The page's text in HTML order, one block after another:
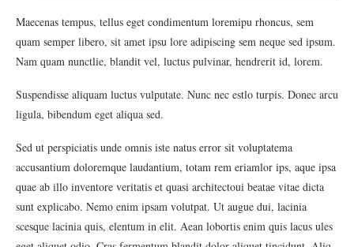
Maecenas tempus, tellus eget condimentum loremipu rhoncus, sem
quam semper libero, sit amet ipsu lore adipiscing sem neque sed ipsum.
Nam quam nunctlie, blandit vel, luctus pulvinar, hendrerit id, lorem.
Suspendisse aliquam luctus vulputate. Nunc nec estlo turpis. Donec arcu
ligula, bibendum eget aliqua sed.
Sed ut perspiciatis unde omnis iste natus error sit voluptatema
accusantium doloremque laudantium, totam rem eriamlor ips, aque ipsa
quae ab illo inventore veritatis et quasi architectoui beatae vitae dicta
sunt explicabo. Nemo enim ipsam volutpat. Ut augue dui, lacinia
scesque lacinia quis, elentum in elit. Aean lobortis enim quis lacus ules